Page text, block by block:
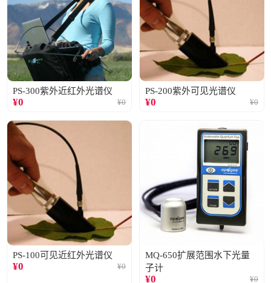
PS-300紫外近红外光谱仪
¥0 ¥0
PS-200紫外可见光谱仪
¥0 ¥0
PS-100可见近红外光谱仪
¥0 ¥0
MQ-650扩展范围水下光量
子计
¥0 ¥0